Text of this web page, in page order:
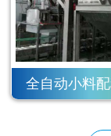
全自动小料